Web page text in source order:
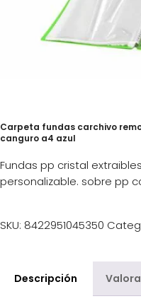
Carpeta fundas carchivo
canguro a4 azul
Fundas pp cristal
personalizable. sobre pp
SKU: 8422951045350
Descripción